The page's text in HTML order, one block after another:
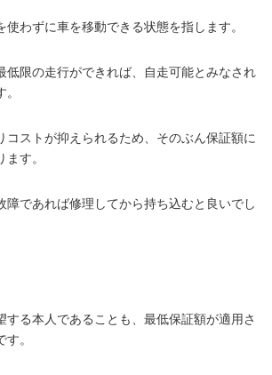
使わずに車を移動できる状態を指します。
低限の走行ができれば、自走可能とみなされ
コストが抑えられるため、そのぶん保証額に
す。
障であれば修理してから持ち込むと良いでし
する本人であることも、最低保証額が適用さ
。